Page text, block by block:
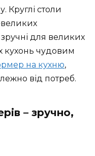
Круглі столи
для великих
кухонь чудовим
на кухню,
від потреб.
– зручно,